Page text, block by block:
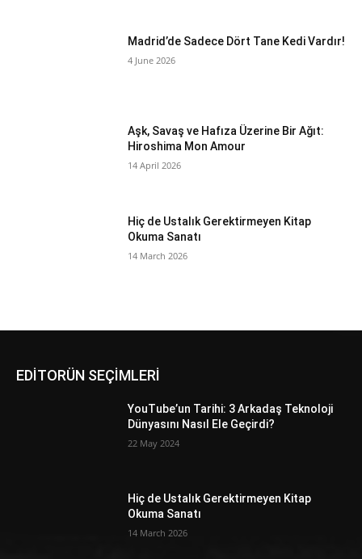
Madrid’de Sadece Dört Tane Kedi Vardır!
4 June 2026
Aşk, Savaş ve Hafıza Üzerine Bir Ağıt:
Hiroshima Mon Amour
14 April 2026
Hiç de Ustalık Gerektirmeyen Kitap
Okuma Sanatı
14 March 2026
EDİTORÜN SEÇİMLERİ
YouTube’un Tarihi: 3 Arkadaş Teknoloji
Dünyasını Nasıl Ele Geçirdi?
22 May 2024
Hiç de Ustalık Gerektirmeyen Kitap
Okuma Sanatı
14 March 2026